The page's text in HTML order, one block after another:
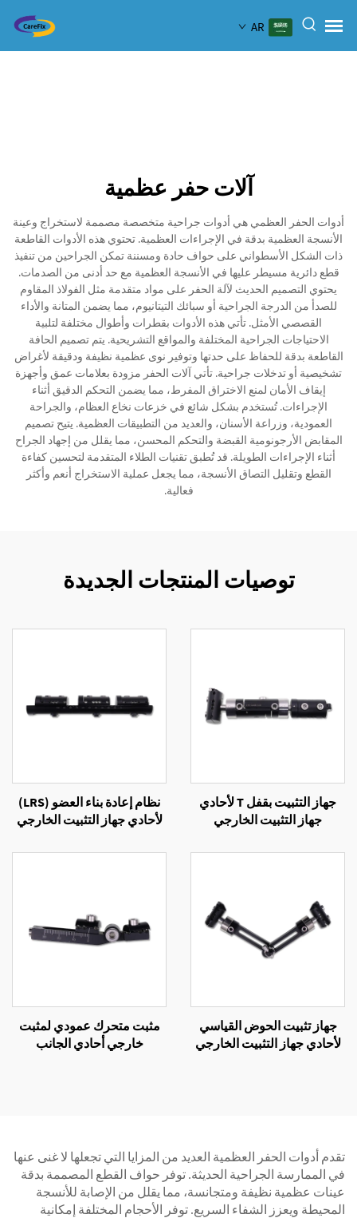
AR
آلات حفر عظمية
أدوات الحفر العظمي هي أدوات جراحية متخصصة مصممة لاستخراج وعينة
الأنسجة العظمية بدقة في الإجراءات العظمية. تحتوي هذه الأدوات القاطعة
ذات الشكل الأسطواني على حواف حادة ومسننة تمكن الجراحين من تنفيذ
قطع دائرية مسيطر عليها في الأنسجة العظمية مع حد أدنى من الصدمات.
يحتوي التصميم الحديث لآلة الحفر على مواد متقدمة مثل الفولاذ المقاوم
للصدأ من الدرجة الجراحية أو سبائك التيتانيوم، مما يضمن المتانة والأداء
القصصي الأمثل. تأتي هذه الأدوات بقطرات وأطوال مختلفة لتلبية
الاحتياجات الجراحية المختلفة والمواقع التشريحية. يتم تصميم الحافة
القاطعة بدقة للحفاظ على حدتها وتوفير نوى عظمية نظيفة ودقيقة لأغراض
تشخيصية أو تدخلات جراحية. تأتي آلات الحفر مزودة بعلامات عمق وأجهزة
إيقاف الأمان لمنع الاختراق المفرط، مما يضمن التحكم الدقيق أثناء
الإجراءات. تُستخدم بشكل شائع في خزعات نخاع العظام، والجراحة
العمودية، وزراعة الأسنان، والعديد من التطبيقات العظمية. يتيح تصميم
المقابض الأرجونومية القبضة والتحكم المحسن، مما يقلل من إجهاد الجراح
أثناء الإجراءات الطويلة. قد تُطبق تقنيات الطلاء المتقدمة لتحسين كفاءة
القطع وتقليل التصاق الأنسجة، مما يجعل عملية الاستخراج أنعم وأكثر
فعالية.
توصيات المنتجات الجديدة
جهاز التثبيت بقفل T لأحادي
جهاز التثبيت الخارجي
نظام إعادة بناء العضو (LRS)
لأحادي جهاز التثبيت الخارجي
جهاز تثبيت الحوض القياسي
لأحادي جهاز التثبيت الخارجي
مثبت متحرك عمودي لمثبت
خارجي أحادي الجانب
تقدم أدوات الحفر العظمية العديد من المزايا التي تجعلها لا غنى عنها
في الممارسة الجراحية الحديثة. توفر حواف القطع المصممة بدقة
عينات عظمية نظيفة ومتجانسة، مما يقلل من الإصابة للأنسجة
المحيطة ويعزز الشفاء السريع. توفر الأحجام المختلفة إمكانية